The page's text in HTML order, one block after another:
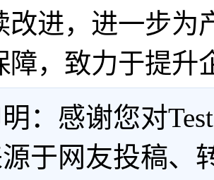
改进，进一步为
障，致力于提升
：感谢您对
于网友投稿、